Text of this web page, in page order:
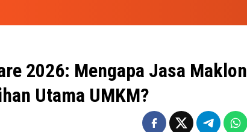
2026: Mengapa Jasa Maklon
Utama UMKM?